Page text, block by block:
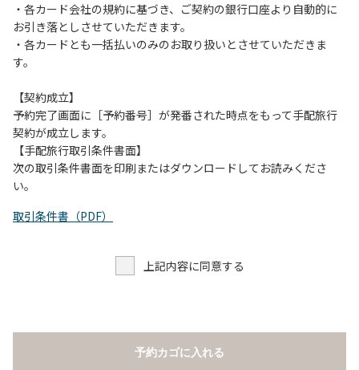
【お客様へお願い】
・パブリックスペースでは、食事中以外はマスクの着用をお
願いします。
・トイレは各客室のトイレをご利用ください。
※緊急時以外の食堂のトイレの使用は禁止とさせていただき
ます。
・各カード会社の規約に基づき、ご契約の銀行口座より自動的に
お引き落としさせていただきます。
・各カードとも一括払いのみのお取り扱いとさせていただきま
す。
【契約成立】
予約完了画面に［予約番号］が発番された時点をもって手配旅行
契約が成立します。
【手配旅行取引条件書面】
次の取引条件書面を印刷またはダウンロードしてお読みくださ
い。
取引条件書（PDF）
上記内容に同意する
予約カゴに入れる